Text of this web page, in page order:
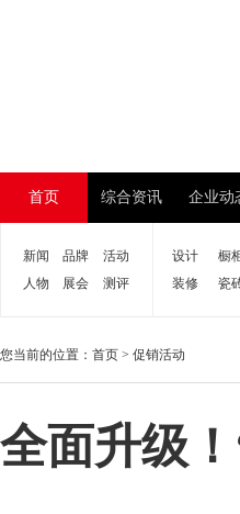
首页 综合资讯 企业动
新闻 品牌
活动
人物
展会 测评
设计 橱
装修
瓷
您当前的位置： 首页 > 促销活动
全面升级